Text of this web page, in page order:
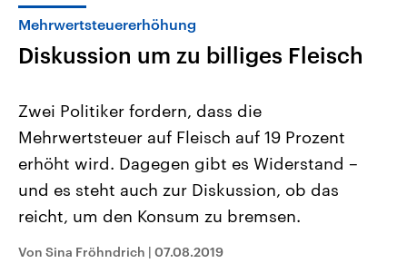
Themen
Landtagswahl Sachsen-Anhalt
2026
Alle Informationen
Sachsen-Anhalt wählt am 6.
Landtag. Seit 2021 wird das
USA
Aktuelle Beiträge,
Hintergründe
Wirtschaftlich und
Mehrwertsteuererhöhung
Diskussion um zu billiges Fleisch
Zwei Politiker fordern, dass die
Mehrwertsteuer auf Fleisch auf 19 Prozent
erhöht wird. Dagegen gibt es Widerstand –
und es steht auch zur Diskussion, ob das
reicht, um den Konsum zu bremsen.
Von Sina Fröhndrich | 07.08.2019